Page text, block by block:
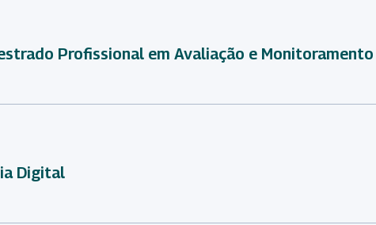
Profissional em Avaliação e
Digital